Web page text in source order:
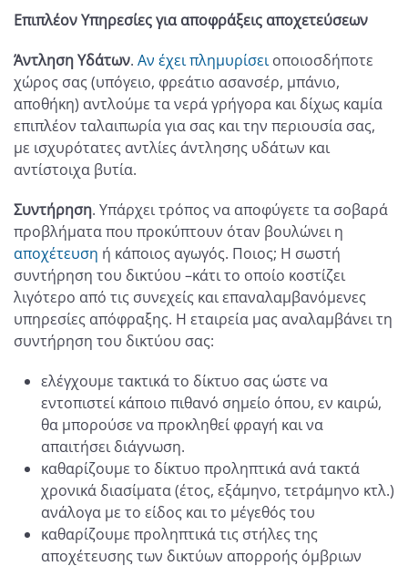
Επιπλέον Υπηρεσίες για αποφράξεις αποχετεύσεων
Άντληση Υδάτων. Αν έχει πλημυρίσειοποιοσδήποτε
χώρος σας (υπόγειο, φρεάτιο ασανσέρ, μπάνιο,
αποθήκη) αντλούμε τα νερά γρήγορα και δίχως καμία
επιπλέον ταλαιπωρία για σας και την περιουσία σας,
με ισχυρότατες αντλίες άντλησης υδάτων και
αντίστοιχα βυτία.
Συντήρηση. Υπάρχει τρόπος να αποφύγετε τα σοβαρά
προβλήματα που προκύπτουν όταν βουλώνει η
αποχέτευση ή κάποιος αγωγός. Ποιος; Η σωστή
συντήρηση του δικτύου –κάτι το οποίο κοστίζει
λιγότερο από τις συνεχείς και επαναλαμβανόμενες
υπηρεσίες απόφραξης. Η εταιρεία μας αναλαμβάνει τη
συντήρηση του δικτύου σας:
ελέγχουμε τακτικά το δίκτυο σας ώστε να
εντοπιστεί κάποιο πιθανό σημείο όπου, εν καιρώ,
θα μπορούσε να προκληθεί φραγή και να
απαιτήσει διάγνωση.
καθαρίζουμε το δίκτυο προληπτικά ανά τακτά
χρονικά διασίματα (έτος, εξάμηνο, τετράμηνο κτλ.)
ανάλογα με το είδος και το μέγεθός του
καθαρίζουμε προληπτικά τις στήλες της
αποχέτευσης των δικτύων απορροής όμβριων